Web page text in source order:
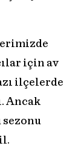
için av
ilçelerde
Ancak